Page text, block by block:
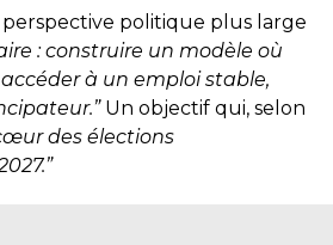
politique plus large
: construire un modèle où
à un emploi stable,
Un objectif qui, selon
des élections